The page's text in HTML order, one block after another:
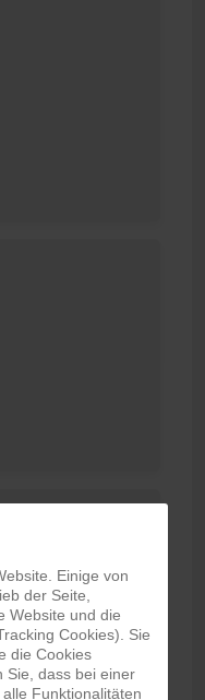
Einige von
der Seite,
Website und die
Cookies). Sie
die Cookies
Sie, dass bei einer
Funktionalitäten